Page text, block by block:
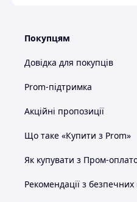
Покупцям
Довідка для покупців
Prom-підтримка
Акційні пропозиції
Що таке «Купити з Prom»
Як купувати з Пром-
Рекомендації з безпечних